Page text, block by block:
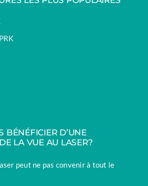
BÉNÉFICIER D’UNE
LA VUE AU LASER?
peut ne pas convenir à tout le